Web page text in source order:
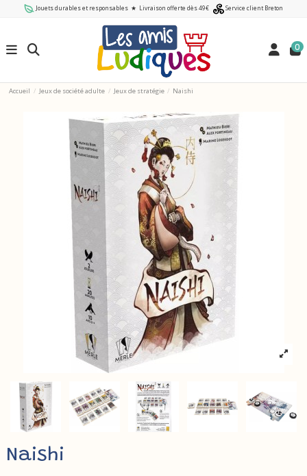
Jouets durables et responsables ★ Livraison offerte dès 49€ Service client Breton
0
Accueil Jeux de société adulte Jeux de stratégie Naishi
Naishi